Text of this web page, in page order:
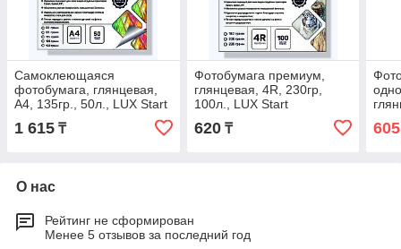
Самоклеющаяся
фотобумага, глянцевая,
А4, 135гр., 50л., LUX Start
1 615 ₸
Фотобумага премиум,
глянцевая, 4R, 230гр,
100л., LUX Start
620₸
О нас
Рейтинг не сформирован
Менее 5 отзывов за последний год